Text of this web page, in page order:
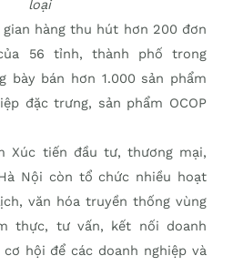
loại
hàng thu hút hơn 200 đơn
56 tỉnh, thành phố trong
bày bán hơn 1.000 sản phẩm
đặc trưng, sản phẩm OCOP
Xúc tiến đầu tư, thương mại,
Nội còn tổ chức nhiều hoạt
văn hóa truyền thống vùng
thực, tư vấn, kết nối doanh
hội để các doanh nghiệp và